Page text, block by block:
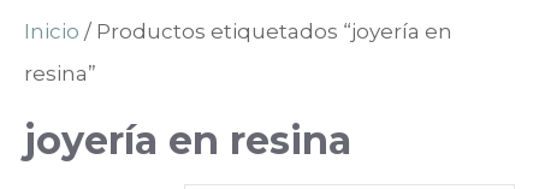
Inicio / Productos etiquetados “joyería en
resina”
joyería en resina